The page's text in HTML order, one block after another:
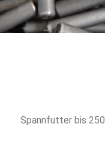
Spannfutter bis